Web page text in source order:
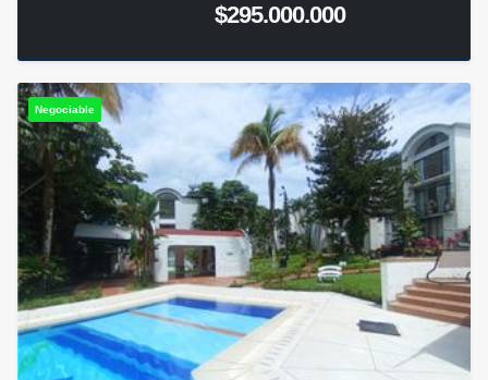
$295.000.000
Negociable